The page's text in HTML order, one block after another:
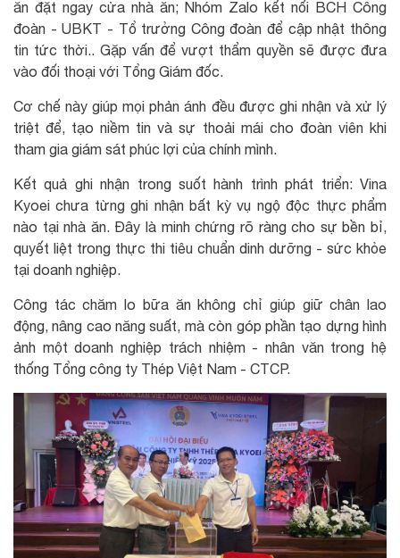
ăn đặt ngay cửa nhà ăn; Nhóm Zalo kết nối BCH Công
đoàn - UBKT - Tổ trưởng Công đoàn để cập nhật thông
tin tức thời.. Gặp vấn để vượt thẩm quyền sẽ được đưa
vào đối thoại với Tổng Giám đốc.
Cơ chế này giúp mọi phản ánh đều được ghi nhận và xử lý
triệt để, tạo niềm tin và sự thoải mái cho đoàn viên khi
tham gia giám sát phúc lợi của chính mình.
Kết quả ghi nhận trong suốt hành trình phát triển: Vina
Kyoei chưa từng ghi nhận bất kỳ vụ ngộ độc thực phẩm
nào tại nhà ăn. Đây là minh chứng rõ ràng cho sự bền bỉ,
quyết liệt trong thực thi tiêu chuẩn dinh dưỡng - sức khỏe
tại doanh nghiệp.
Công tác chăm lo bữa ăn không chỉ giúp giữ chân lao
động, nâng cao năng suất, mà còn góp phần tạo dựng hình
ảnh một doanh nghiệp trách nhiệm - nhân văn trong hệ
thống Tổng công ty Thép Việt Nam - CTCP.